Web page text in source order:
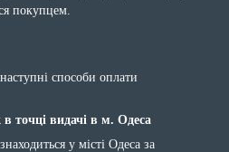
покупцем.
способи оплати
точці видачі в м. Одеса
у місті Одеса за